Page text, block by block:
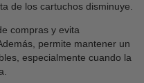
de los cartuchos disminuye.
compras y evita
permite mantener un
especialmente cuando la